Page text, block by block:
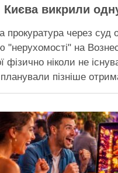
прокуратура через суд
"нерухомості" на
фізично ніколи не
пізніше
земельну ділянку
якої ділки, ймовірно,
зелені схили
міста Києва подала